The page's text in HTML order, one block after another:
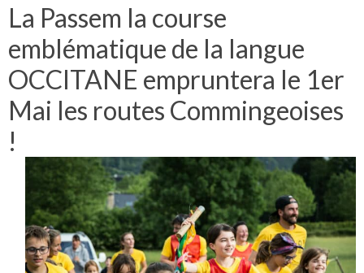
La Passem la course
emblématique de la langue
OCCITANE empruntera le 1er
Mai les routes Commingeoises
!